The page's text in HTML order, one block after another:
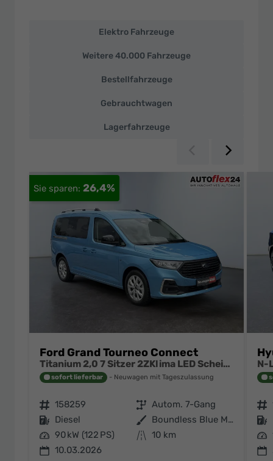
Neuwagen
Elektro Fahrzeuge
Weitere 40.000 Fahrzeuge
Bestellfahrzeuge
Gebrauchtwagen
Lagerfahrzeuge
Zurück
26,4%
Ford Grand Tourneo Connect
Titanium 2,0 7 Sitzer 2ZKlima LED Scheinwerfer Anhängerkupplung Sitzheizung Einparkhilfe Kamera 17 Zoll Leichtmetall ACC
sofort lieferbar Neuwagen mit Tageszulassung
Fahrzeugnr. 158259 Getriebe Autom. 7-Gang
Kraftstoff Diesel Außenfarbe
Boundless Blue Metallic
Leistung 90 kW (122 PS) Kilometerstand 10 km
10.03.2026
Fahrzeugnr.
Kraftstoff
Leistung